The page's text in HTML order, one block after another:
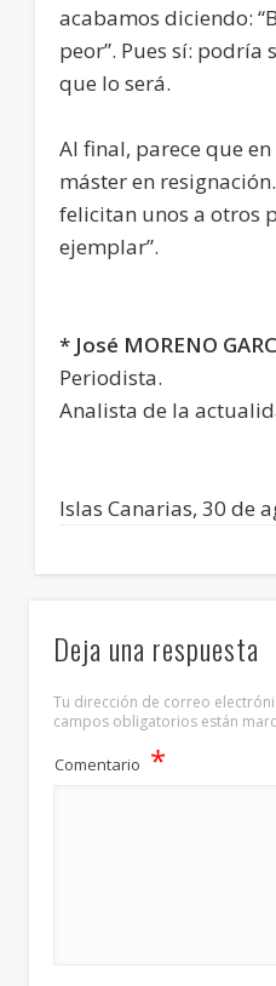
acabamos diciendo:
peor”. Pues sí:
que lo será.
Al final, parece que
máster en
felicitan unos a otros
ejemplar”.
* José MORENO
Periodista.
Analista de la
Islas Canarias, 30 de
Deja una respuesta
Tu dirección de correo
campos obligatorios están
Comentario *